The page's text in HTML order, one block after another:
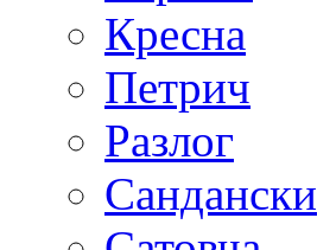
Кресна
Петрич
Разлог
Сандански